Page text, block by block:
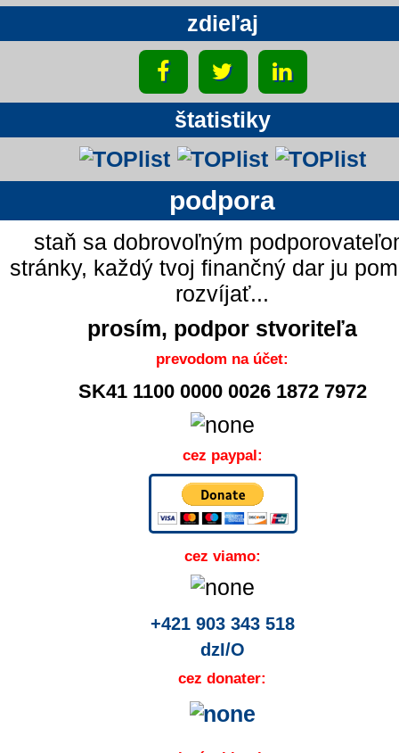
zdieľaj
štatistiky
podpora
staň sa dobrovoľným
stránky, každý tvoj finančný dar ju
rozvíjať...
prosím, podpor stvoriteľa
prevodom na účet:
SK41 1100 0000 0026 1872 7972
cez paypal:
cez viamo:
+421 903 343 518
dzI/O
cez donater: